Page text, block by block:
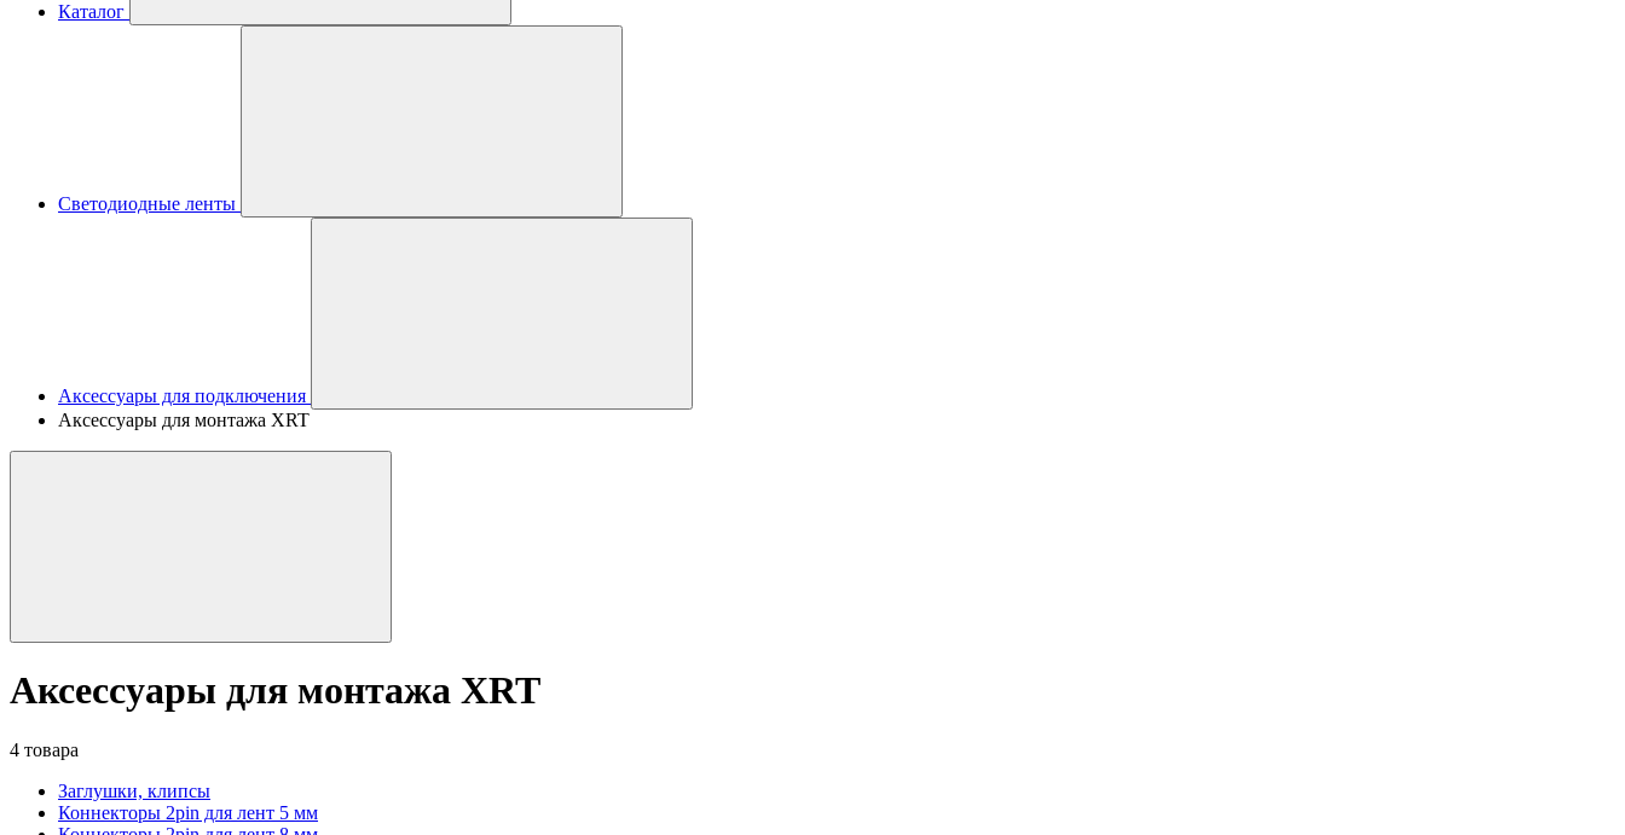
Каталог
Светодиодные ленты
Аксессуары для подключения
Аксессуары для монтажа XRT
Аксессуары для монтажа XRT
4 товара
Заглушки, клипсы
Коннекторы 2pin для лент 5 мм